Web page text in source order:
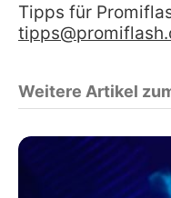
Tipps für
Weitere Artikel